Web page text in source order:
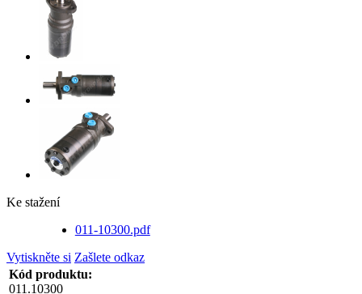
Ke stažení
011-10300.pdf
Vytiskněte si Zašlete odkaz
Kód produktu:
011.10300